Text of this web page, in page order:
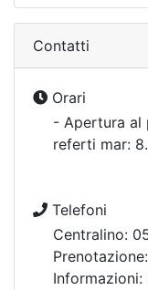
Contatti
Orari
- Apertura al
referti mar:
Telefoni
Centralino:
Informazioni: